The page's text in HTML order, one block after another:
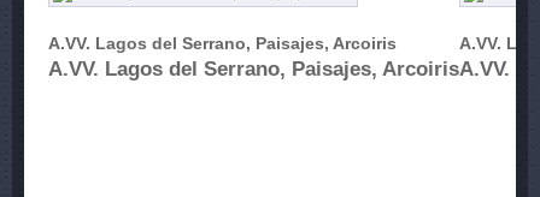
A.VV. Lagos del Serrano, Paisajes, Arcoiris
A.VV. Lagos del Serrano, Paisajes, Arcoiris
A.VV.
A.VV.